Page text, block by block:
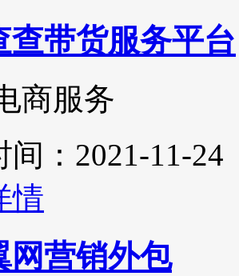
查带货服务平台
商服务
间：2021-11-24
情
网营销外包